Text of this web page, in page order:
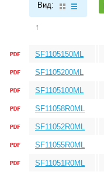
Вид:
↑
SF1105150ML
SF1105200ML
SF1105100ML
SF11058R0ML
SF11052R0ML
SF11055R0ML
SF11051R0ML